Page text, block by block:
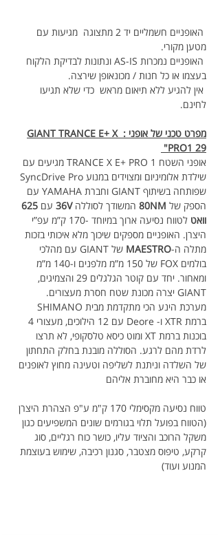
האופניים חשמליים יד 2 מתצוגה  מגיעות עם
מטען מקורי.
האופניים נמכרות AS-IS ונתונות לבדיקת הלקוח
בעצמו או כל חנות / מכונאופן שירצה.
אין להגיע ללא תיאום מראש  כדי שלא תגיעו
לחינם.
מפרט טכני של אופני : GIANT TRANCE E+ X
PRO1 29"
אופני השטח TRANCE X E+ PRO 1 מגיעים עם
שפותחה בשיתוף GIANT וחברת YAMAHA עם
הספק של 80NM המשודך לסוללה 36V עם
וואט
לטווח נסיעה ארוך במיוחד -170 ק”מ עפ”י
היצרן. האופניים מספקים שיכוך מלא איכותי בזכות
מתלה ה-MAESTRO
של GIANT עם מהלכי
בולמים FOX של 150 מ”מ מלפנים ו-140 מ”מ
ומאחור. יחד עם קוטר הגלגלים 29 והצמיגים,
GIANT יצרה מכונת שטח חסרת מעצורים.
בוכנות ברמת XT ומוט כיסא טלסקופי, לא תרצו
לרדת מהם לרגע. הסוללה מובנת בחלק התחתון
של השלדה וניתנת לשליפה וטעינה מחוץ לאופנים
או כבר היא מחוברת אליהם
טווח נסיעה מקסימלי 170 ק"מ ע"פ הצהרת היצרן
(הטווח בפועל תלוי בגורמים שונים המשפיעים כגון
משקל הרוכב והציוד עליו, כושר כוח רגליים, סוג
קרקע, טיפוס מצטבר, סגנון רכיבה, שימוש בעוצמת
המנוע ועוד)